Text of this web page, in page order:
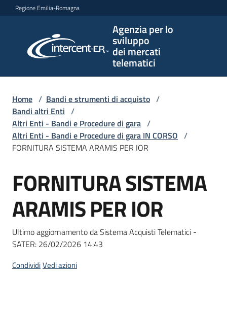
Vai al contenuto
Vai alla navigazione
Vai al footer
Regione Emilia-Romagna
Agenzia per lo
sviluppo
dei mercati
telematici
per lo
sviluppo
telematici
L'Agenzia
Bandi
strumenti
acquisto
Home / Bandi e strumenti di acquisto /
Bandi altri Enti /
Altri Enti - Bandi e Procedure di gara /
Altri Enti - Bandi e Procedure di gara IN CORSO /
FORNITURA SISTEMA ARAMIS PER IOR
Salta al contenuto
FORNITURA SISTEMA
ARAMIS PER IOR
Ultimo aggiornamento da Sistema Acquisti Telematici -
SATER: 26/02/2026 14:43
CondividiVedi azioni